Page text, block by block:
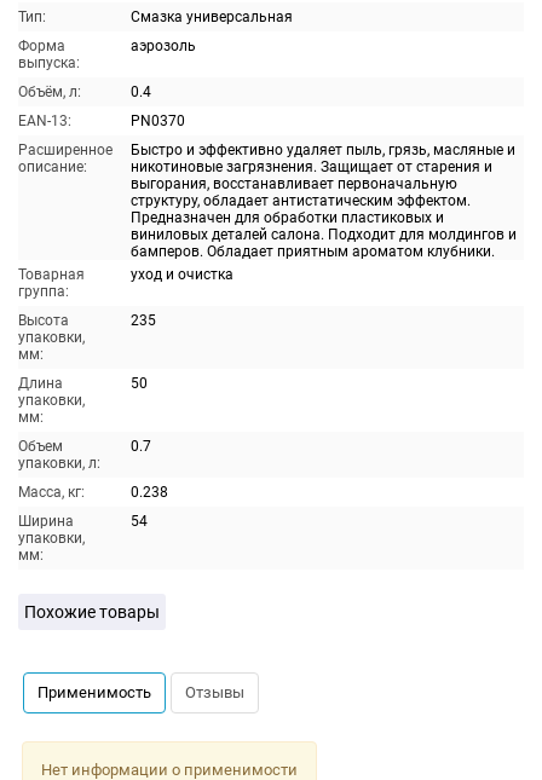
Тип:
Смазка универсальная
Форма
выпуска:
аэрозоль
Объём, л:
0.4
EAN-13:
PN0370
Расширенное
описание:
Быстро и эффективно удаляет пыль, грязь, масляные и
никотиновые загрязнения. Защищает от старения и
выгорания, восстанавливает первоначальную
структуру, обладает антистатическим эффектом.
Предназначен для обработки пластиковых и
виниловых деталей салона. Подходит для молдингов и
бамперов. Обладает приятным ароматом клубники.
Товарная
группа:
уход и очистка
Высота
упаковки,
мм:
235
Длина
упаковки,
мм:
50
Объем
упаковки, л:
0.7
Масса, кг:
0.238
Ширина
упаковки,
мм:
54
Похожие товары
Применимость Отзывы
Нет информации о применимости